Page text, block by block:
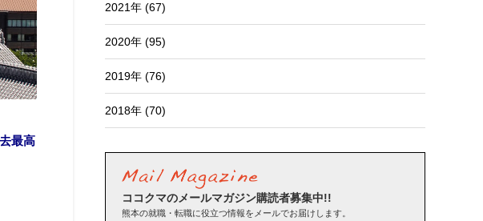
最高
2021年 (67)
2020年 (95)
2019年 (76)
2018年 (70)
ココクマのメールマガジン購読者募集中!!
熊本の就職・転職に役立つ情報をメールでお届けします。